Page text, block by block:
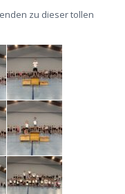
zu dieser tollen